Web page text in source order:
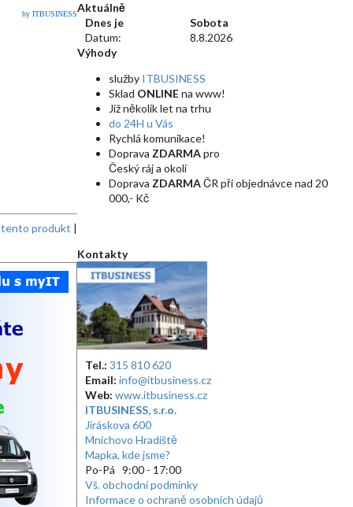
by ITBUSINESS
produkt |
Aktuálně
Dnes je
Sobota
Datum:
8.8.2026
Výhody
služby ITBUSINESS
Sklad ONLINEna www!
Již několik let na trhu
do 24H u Vás
Rychlá komunikace!
Doprava ZDARMApro
Český ráj a okolí
Doprava ZDARMAČR při objednávce nad 20
000,- Kč
Kontakty
Tel.: 315 810 620
Email: info@itbusiness.cz
Web: www.itbusiness.cz
ITBUSINESS, s.r.o.
Jiráskova 600
Mnichovo Hradiště
Mapka, kde jsme?
Po-Pá 9:00 - 17:00
Vš. obchodní podmínky
Informace o ochraně osobních údajů